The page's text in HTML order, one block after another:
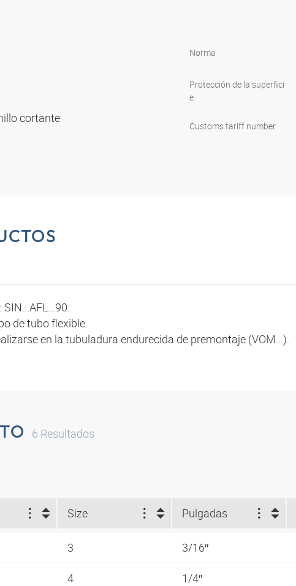
cortante
Norma
Protección de la superfici
e
Customs tariff number
de tubo flexible.
en la tubuladura endurecida de premontaje (VOM...).
6 Resultados
Size Pulgadas
3 3/16″
4 1/4″